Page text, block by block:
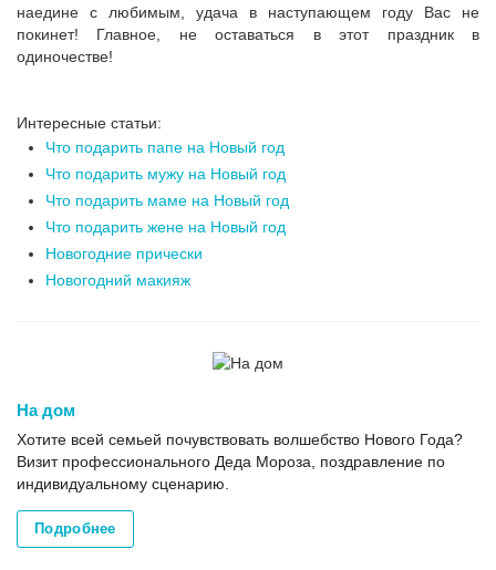
наедине с любимым, удача в наступающем году Вас не
покинет! Главное, не оставаться в этот праздник в
одиночестве!
Интересные статьи:
Что подарить папе на Новый год
Что подарить мужу на Новый год
Что подарить маме на Новый год
Что подарить жене на Новый год
Новогодние прически
Новогодний макияж
На дом
Хотите всей семьей почувствовать волшебство Нового Года?
Визит профессионального Деда Мороза, поздравление по
индивидуальному сценарию.
Подробнее